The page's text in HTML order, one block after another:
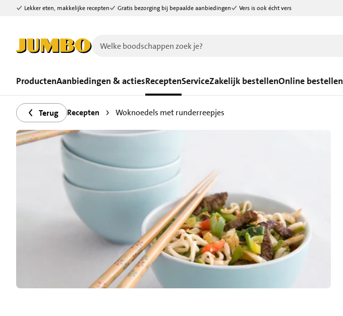
Ga naar zoeken
Ga naar hoofdinhoud
Lekker eten, makkelijke recepten Gratis bezorging bij bepaalde aanbiedingen Vers is ook écht vers
ProductenAanbiedingen & actiesReceptenServiceZakelijk bestellenOnline bestellen
Terug Recepten Woknoedels met runderreepjes